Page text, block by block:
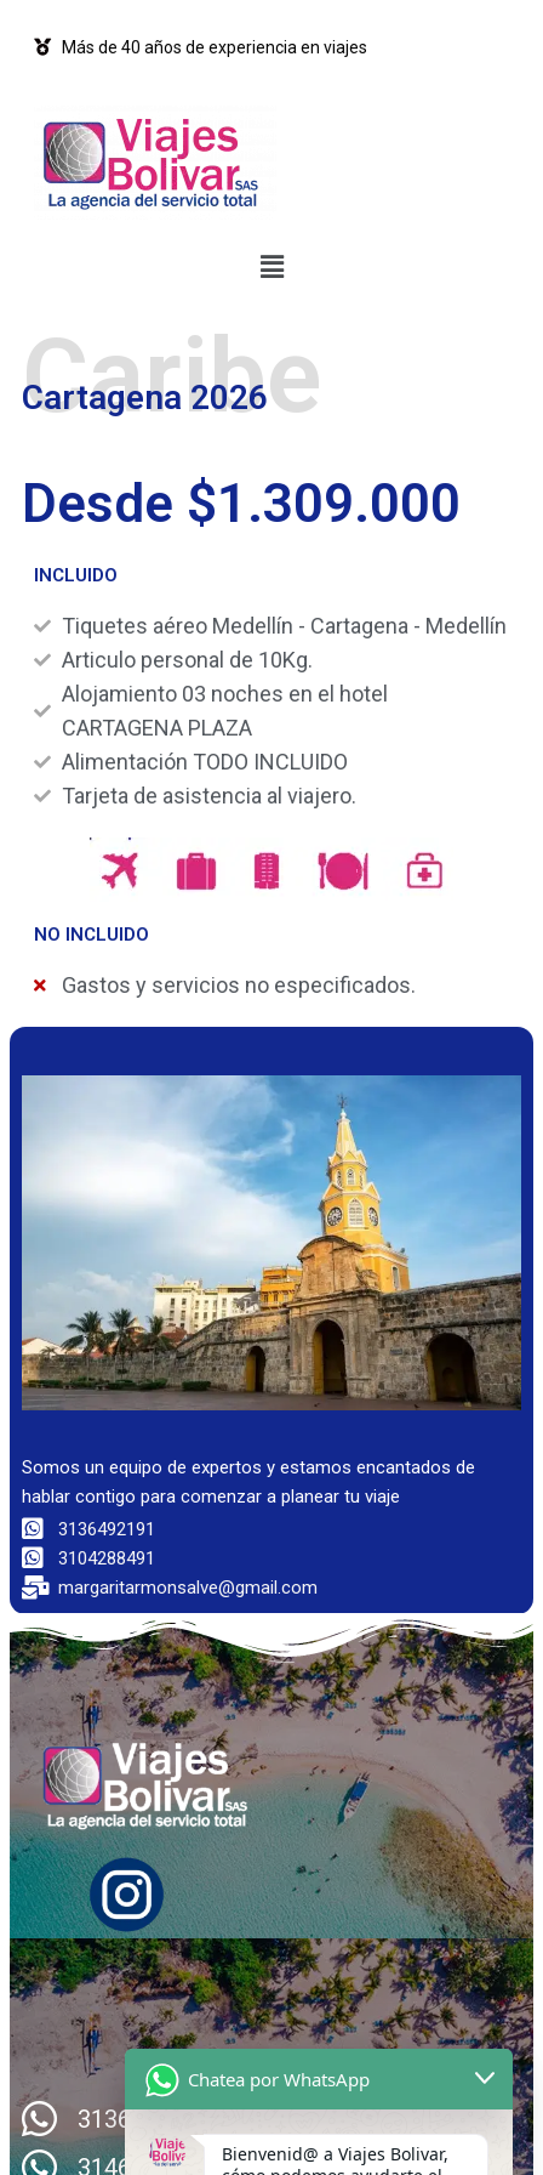
Más de 40 años de experiencia en viajes
Caribe
Cartagena 2026
Desde $1.309.000
INCLUIDO
Tiquetes aéreo Medellín - Cartagena - Medellín
Articulo personal de 10Kg.
Alojamiento 03 noches en el hotel
CARTAGENA PLAZA
Alimentación TODO INCLUIDO
Tarjeta de asistencia al viajero.
NO INCLUIDO
Gastos y servicios no especificados.
Somos un equipo de expertos y estamos encantados de
hablar contigo para comenzar a planear tu viaje
3136492191
3104288491
margaritarmonsalve@gmail.com
3136492191
3146934858
Chatea por WhatsApp
Bienvenid@ a Viajes Bolivar,